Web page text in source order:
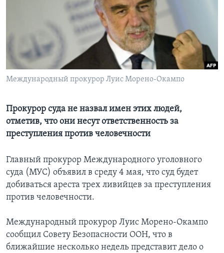
СОЦИАЛЬНЫЕ СЕТИ
Международный прокурор Луис Морено-Окампо
Прокурор суда не назвал имен этих людей,
отметив, что они несут ответственность за
преступления против человечности
Главный прокурор Международного уголовного
суда (МУС) объявил в среду 4 мая, что суд будет
добиваться ареста трех ливийцев за преступления
против человечности.
Международный прокурор Луис Морено-Окампо
сообщил Совету Безопасности ООН, что в
ближайшие несколько недель представит дело о